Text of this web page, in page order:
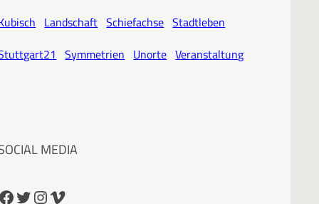
Landschaft Schiefachse Stadtleben
Symmetrien Unorte Veranstaltung
MEDIA
Twitter InstagramVimeo